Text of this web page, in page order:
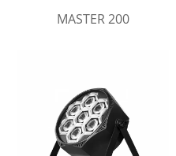
MASTER 200